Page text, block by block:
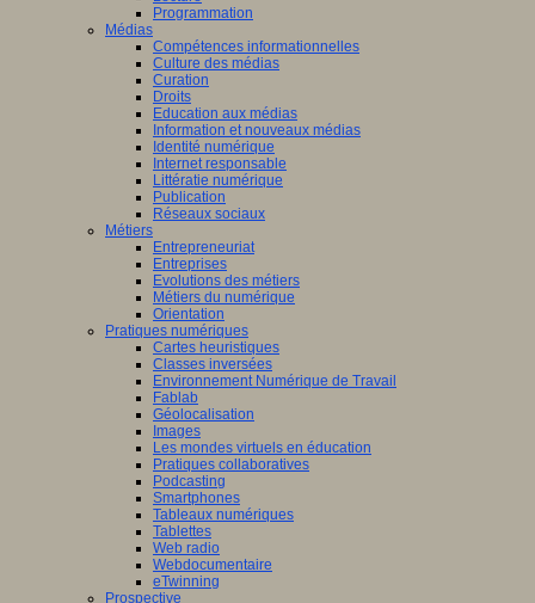
Programmation
Médias
Compétences informationnelles
Culture des médias
Curation
Droits
Education aux médias
Information et nouveaux médias
Identité numérique
Internet responsable
Littératie numérique
Publication
Réseaux sociaux
Métiers
Entrepreneuriat
Entreprises
Evolutions des métiers
Métiers du numérique
Orientation
Pratiques numériques
Cartes heuristiques
Classes inversées
Environnement Numérique de Travail
Fablab
Géolocalisation
Images
Les mondes virtuels en éducation
Pratiques collaboratives
Podcasting
Smartphones
Tableaux numériques
Tablettes
Web radio
Webdocumentaire
eTwinning
Prospective